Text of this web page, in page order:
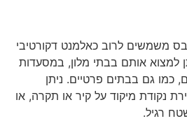
משמשים לרוב כאלמנט דקורטיבי
למצוא אותם בבתי מלון, במסעדות
כמו גם בבתים פרטיים. ניתן
נקודת מיקוד על קיר או תקרה, או
רגיל.